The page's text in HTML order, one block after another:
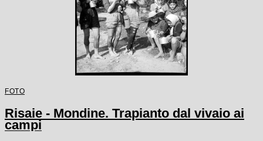
FOTO
Risaie - Mondine. Trapianto dal vivaio ai
campi